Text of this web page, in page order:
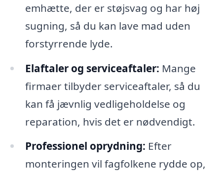
emhætte, der er støjsvag og har høj
sugning, så du kan lave mad uden
forstyrrende lyde.
Elaftaler og serviceaftaler: Mange
firmaer tilbyder serviceaftaler, så du
kan få jævnlig vedligeholdelse og
reparation, hvis det er nødvendigt.
Professionel oprydning: Efter
monteringen vil fagfolkene rydde op,